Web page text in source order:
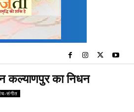
कल्याणपुर का निधन
संगीत